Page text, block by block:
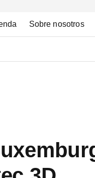
Sobre nosotros